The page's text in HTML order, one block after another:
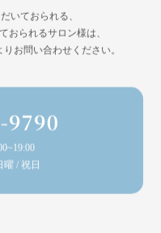
いておられる、
おられるサロン様は、
お問い合わせください。
曜 / 祝日